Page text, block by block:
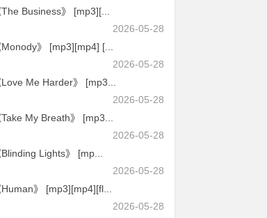
The Business》 [mp3][...
2026-05-28
Monody》 [mp3][mp4] [...
2026-05-28
Love Me Harder》 [mp3...
2026-05-28
Take My Breath》 [mp3...
2026-05-28
Blinding Lights》 [mp...
2026-05-28
Human》 [mp3][mp4][fl...
2026-05-28